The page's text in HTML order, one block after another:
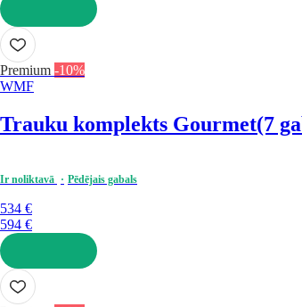
LIKT GROZĀ
Premium -10%
WMF
Trauku komplekts Gourmet(7
Ir noliktavā Pēdējais gabals
534 €
594 €
LIKT GROZĀ